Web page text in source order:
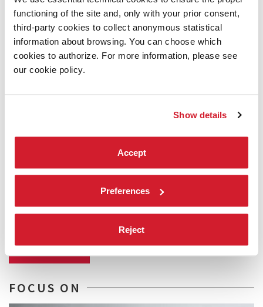
functioning of the site and, only with your prior consent,
third-party cookies to collect anonymous statistical
information about browsing. You can choose which
cookies to authorize. For more information, please see
our cookie policy.
Show details
Accept
Preferences
Reject
2009
LEONE D’ORO ALLA CARRIERA
27 SETTEMBRE 2009, TEATRO ALLE TESE
FOCUS ON